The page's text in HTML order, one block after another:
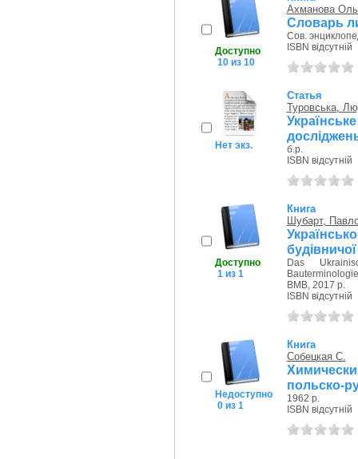
Доступно
10 из 10
Ахманова
Словарь
Сов.
ISBN відсутній
Нет экз.
Статья
Туровська,
б.р.
ISBN відсутній
Доступно
1 из 1
Книга
Шубарт,
Das
Bauterminologie
ВМВ, 2017 р.
ISBN відсутній
Недоступно
0 из 1
Книга
Собецкая С.
польско-
1962 р.
ISBN відсутній